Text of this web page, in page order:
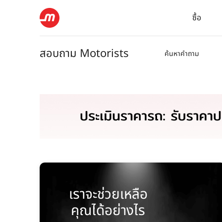
ซื้อ
สอบถาม Motorists ค้นหาคำถาม
เราจะช่วยเหลือ
คุณได้อย่างไร